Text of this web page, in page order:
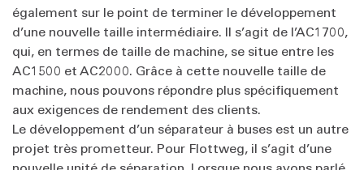
également sur le point de terminer le développement
d’une nouvelle taille intermédiaire. Il s’agit de l’AC1700,
qui, en termes de taille de machine, se situe entre les
AC1500 et AC2000. Grâce à cette nouvelle taille de
machine, nous pouvons répondre plus spécifiquement
aux exigences de rendement des clients.
Le développement d’un séparateur à buses est un autre
projet très prometteur. Pour Flottweg, il s’agit d’une